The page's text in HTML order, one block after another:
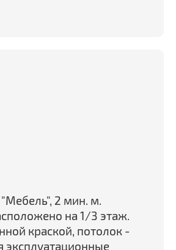
2 мин. м.
на 1/3 этаж.
краской, потолок -
эксплуатационные